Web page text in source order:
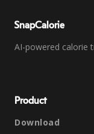
SnapCalorie
AI-powered calorie
Product
Download